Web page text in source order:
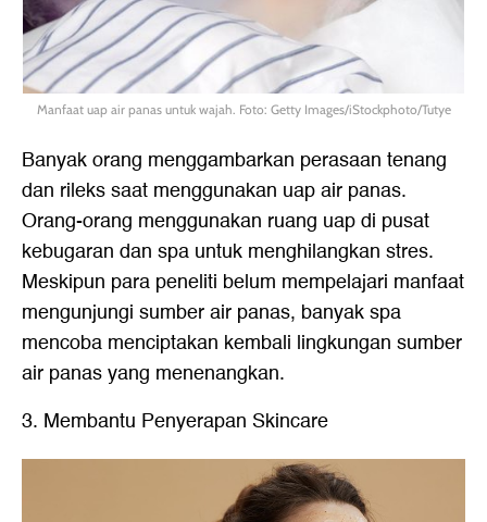
Manfaat uap air panas untuk wajah. Foto: Getty Images/iStockphoto/Tutye
Banyak orang menggambarkan perasaan tenang
dan rileks saat menggunakan uap air panas.
Orang-orang menggunakan ruang uap di pusat
kebugaran dan spa untuk menghilangkan stres.
Meskipun para peneliti belum mempelajari manfaat
mengunjungi sumber air panas, banyak spa
mencoba menciptakan kembali lingkungan sumber
air panas yang menenangkan.
3. Membantu Penyerapan Skincare